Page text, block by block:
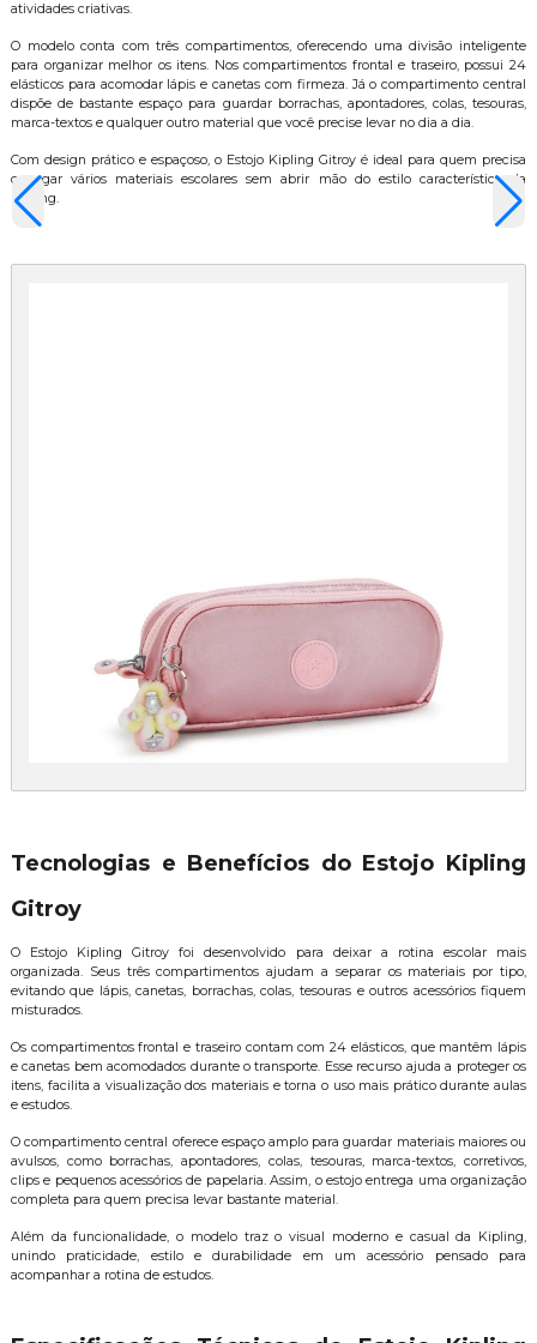
atividades criativas.
O modelo conta com três compartimentos, oferecendo uma divisão inteligente
para organizar melhor os itens. Nos compartimentos frontal e traseiro, possui 24
elásticos para acomodar lápis e canetas com firmeza. Já o compartimento central
dispõe de bastante espaço para guardar borrachas, apontadores, colas, tesouras,
marca-textos e qualquer outro material que você precise levar no dia a dia.
Com design prático e espaçoso, o Estojo Kipling Gitroy é ideal para quem precisa
carregar vários materiais escolares sem abrir mão do estilo característico da
Kipling.
Tecnologias e Benefícios do Estojo Kipling
Gitroy
O Estojo Kipling Gitroy foi desenvolvido para deixar a rotina escolar mais
organizada. Seus três compartimentos ajudam a separar os materiais por tipo,
evitando que lápis, canetas, borrachas, colas, tesouras e outros acessórios fiquem
misturados.
Os compartimentos frontal e traseiro contam com 24 elásticos, que mantêm lápis
e canetas bem acomodados durante o transporte. Esse recurso ajuda a proteger os
itens, facilita a visualização dos materiais e torna o uso mais prático durante aulas
e estudos.
O compartimento central oferece espaço amplo para guardar materiais maiores ou
avulsos, como borrachas, apontadores, colas, tesouras, marca-textos, corretivos,
clips e pequenos acessórios de papelaria. Assim, o estojo entrega uma organização
completa para quem precisa levar bastante material.
Além da funcionalidade, o modelo traz o visual moderno e casual da Kipling,
unindo praticidade, estilo e durabilidade em um acessório pensado para
acompanhar a rotina de estudos.